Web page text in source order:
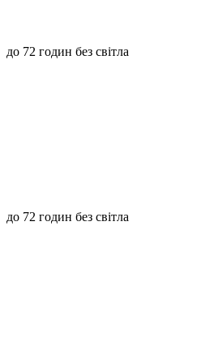
до 72 годин без світла
до 72 годин без світла